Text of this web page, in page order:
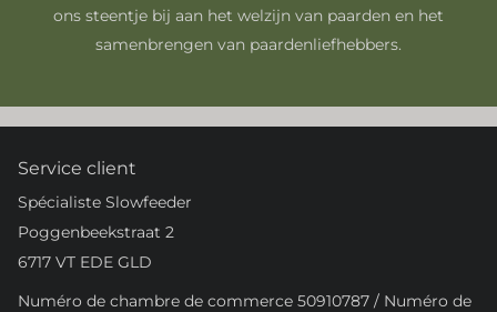
ons steentje bij aan het welzijn van paarden en het
samenbrengen van paardenliefhebbers.
Service client
Spécialiste Slowfeeder
Poggenbeekstraat 2
6717 VT EDE GLD
Numéro de chambre de commerce 50910787 / Numéro de